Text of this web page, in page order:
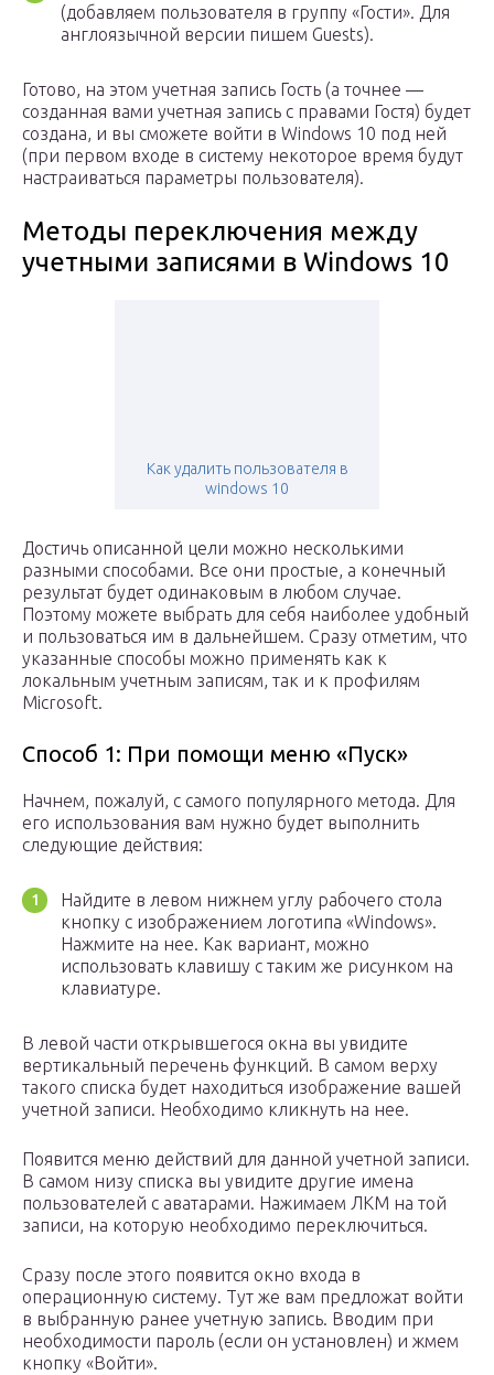
(добавляем пользователя в группу «Гости». Для
англоязычной версии пишем Guests).
Готово, на этом учетная запись Гость (а точнее —
созданная вами учетная запись с правами Гостя) будет
создана, и вы сможете войти в Windows 10 под ней
(при первом входе в систему некоторое время будут
настраиваться параметры пользователя).
Методы переключения между
учетными записями в Windows 10
Как удалить пользователя в
windows 10
Достичь описанной цели можно несколькими
разными способами. Все они простые, а конечный
результат будет одинаковым в любом случае.
Поэтому можете выбрать для себя наиболее удобный
и пользоваться им в дальнейшем. Сразу отметим, что
указанные способы можно применять как к
локальным учетным записям, так и к профилям
Microsoft.
Способ 1: При помощи меню «Пуск»
Начнем, пожалуй, с самого популярного метода. Для
его использования вам нужно будет выполнить
следующие действия:
Найдите в левом нижнем углу рабочего стола
кнопку с изображением логотипа «Windows».
Нажмите на нее. Как вариант, можно
использовать клавишу с таким же рисунком на
клавиатуре.
В левой части открывшегося окна вы увидите
вертикальный перечень функций. В самом верху
такого списка будет находиться изображение вашей
учетной записи. Необходимо кликнуть на нее.
Появится меню действий для данной учетной записи.
В самом низу списка вы увидите другие имена
пользователей с аватарами. Нажимаем ЛКМ на той
записи, на которую необходимо переключиться.
Сразу после этого появится окно входа в
операционную систему. Тут же вам предложат войти
в выбранную ранее учетную запись. Вводим при
необходимости пароль (если он установлен) и жмем
кнопку «Войти».